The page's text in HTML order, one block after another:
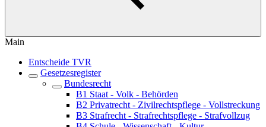
Main
Entscheide TVR
Gesetzesregister
Bundesrecht
B1 Staat - Volk - Behörden
B2 Privatrecht - Zivilrechtspflege - Vollstreckung
B3 Strafrecht - Strafrechtspflege - Strafvollzug